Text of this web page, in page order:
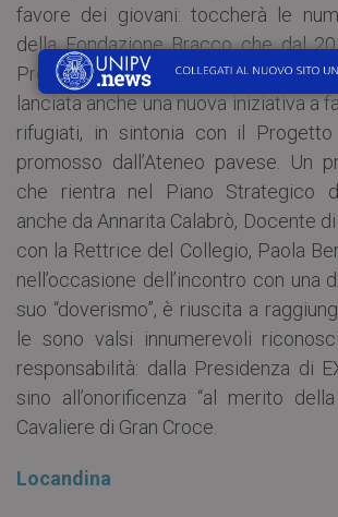
favore dei giovani: toccherà le
della Fondazione Bracco che dal
Progetto “Diventerò” nell’ambito
lanciata anche una nuova iniziativa a
rifugiati, in sintonia con il
promosso dall’Ateneo pavese. Un
che rientra nel Piano Strategico
anche da Annarita Calabrò, Docente
con la Rettrice del Collegio, Paola
nell’occasione dell’incontro con una
suo “doverismo”, è riuscita a
le sono valsi innumerevoli
responsabilità: dalla Presidenza di
sino all’onorificenza “al merito
Cavaliere di Gran Croce.
Locandina